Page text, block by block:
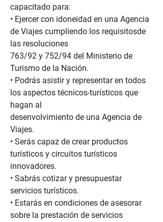
capacitado para:
• Ejercer con idoneidad en una Agencia
de Viajes cumpliendo los requisitosde
las resoluciones
763/92 y 752/94 del Ministerio de
Turismo de la Nación.
• Podrás asistir y representar en todos
los aspectos técnicos-turísticos que
hagan al
desenvolvimiento de una Agencia de
Viajes.
• Serás capaz de crear productos
turísticos y circuitos turísticos
innovadores.
• Sabrás cotizar y presupuestar
servicios turísticos.
• Estarás en condiciones de asesorar
sobre la prestación de servicios